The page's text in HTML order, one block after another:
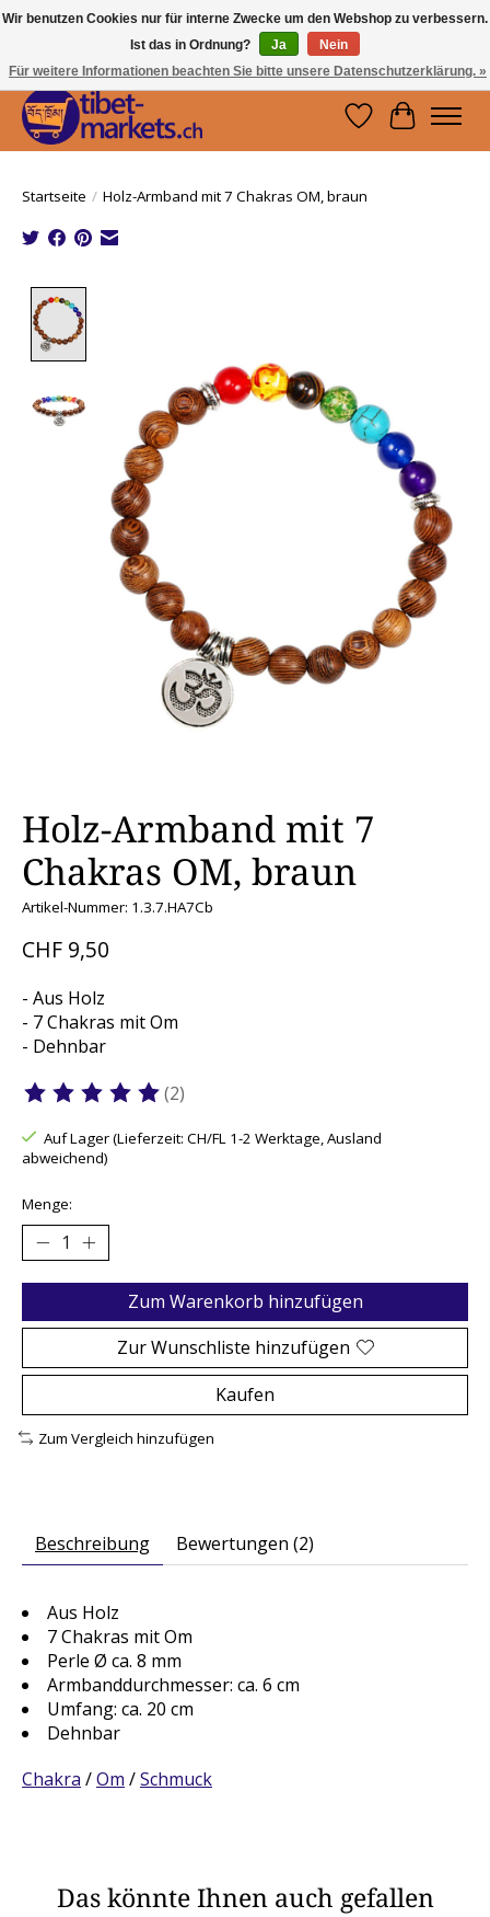
Handwerkskunst vom Dach der Welt.
Holen Sie sich ein Stück Tibet.
Wunschzettel
Ihr
Startseite / Holz-Armband mit 7 Chakras OM, braun
Holz-Armband mit 7
Chakras OM, braun
Artikel-Nummer: 1.3.7.HA7Cb
CHF 9,50
- Aus Holz
- 7 Chakras mit Om
- Dehnbar
Die Bewertung dieses Produkts ist
(2)
Auf Lager (Lieferzeit: CH/FL 1-2 Werktage, Ausland
abweichend)
Menge:
Zum Warenkorb hinzufügen
Zur Wunschliste hinzufügen
Kaufen
Zum Vergleich hinzufügen
Beschreibung Bewertungen (2)
Aus Holz
7 Chakras mit Om
Perle Ø ca. 8 mm
Armbanddurchmesser: ca. 6 cm
Umfang: ca. 20 cm
Dehnbar
Chakra /Om /Schmuck
Das könnte Ihnen auch gefallen
Wir benutzen Cookies nur für interne Zwecke um den Webshop zu verbessern.
Ist das in Ordnung?
Ja
Nein
Für weitere Informationen beachten Sie bitte unsere Datenschutzerklärung. »